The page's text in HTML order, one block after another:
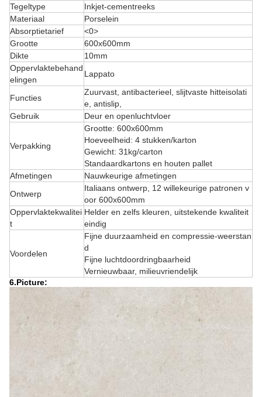
Tegeltype
Inkjet-cementreeks
Materiaal
Porselein
Absorptietarief
<0>
Grootte
600x600mm
Dikte
10mm
Oppervlaktebehand
elingen
Lappato
Functies
Zuurvast, antibacterieel, slijtvaste hitteisolati
e, antislip,
Gebruik
Deur en openluchtvloer
Verpakking
Grootte: 600x600mm
Hoeveelheid: 4 stukken/karton
Gewicht: 31kg/carton
Standaardkartons en houten pallet
Afmetingen
Nauwkeurige afmetingen
Ontwerp
Italiaans ontwerp, 12 willekeurige patronen v
oor 600x600mm
Oppervlaktekwalitei
t
Helder en zelfs kleuren, uitstekende kwaliteit
eindig
Voordelen
Fijne duurzaamheid en compressie-weerstan
d
Fijne luchtdoordringbaarheid
Vernieuwbaar, milieuvriendelijk
6.Picture: